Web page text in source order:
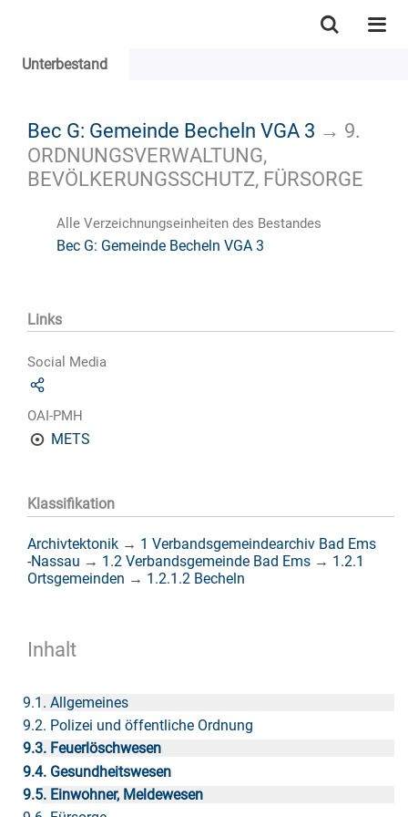
Unterbestand
Bec G: Gemeinde Becheln VGA 3 → 9.
ORDNUNGSVERWALTUNG,
BEVÖLKERUNGSSCHUTZ, FÜRSORGE
Alle Verzeichnungseinheiten des Bestandes
Bec G: Gemeinde Becheln VGA 3
Links
Social Media
OAI-PMH
METS
Klassifikation
Archivtektonik → 1 Verbandsgemeindearchiv Bad Ems
-Nassau → 1.2 Verbandsgemeinde Bad Ems → 1.2.1
Ortsgemeinden → 1.2.1.2 Becheln
Inhalt
9.1. Allgemeines
9.2. Polizei und öffentliche Ordnung
9.3. Feuerlöschwesen
9.4. Gesundheitswesen
9.5. Einwohner, Meldewesen